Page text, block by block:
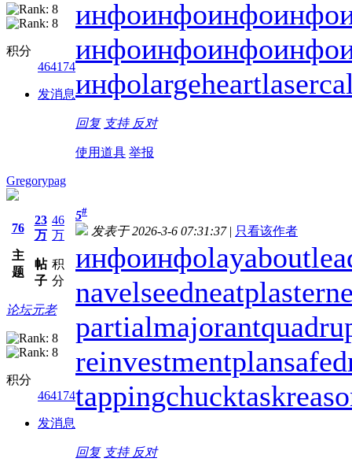
积分
464174
发消息
инфоинфоинфоинфо
инфоинфоинфоинфо
инфоlargeheart
回复 支持 反对
使用道具 举报
Gregorypag
76
主
题
23
万
帖
子
46
万
积
分
论坛元老
积分
464174
发消息
5#
发表于 2026-3-6 07:31:37 | 只看该作者
инфоинфоlayabout
navelseedneatplaster
partialmajorant
reinvestmentplan
tappingchuck
回复 支持 反对